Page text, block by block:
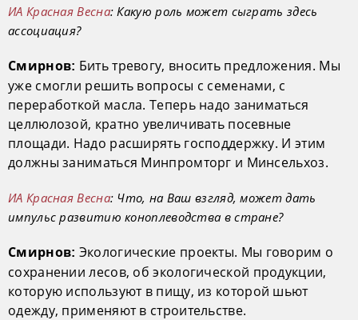
ИА Красная Весна: Какую роль может сыграть здесь
ассоциация?
Смирнов: Бить тревогу, вносить предложения. Мы
уже смогли решить вопросы с семенами, с
переработкой масла. Теперь надо заниматься
целлюлозой, кратно увеличивать посевные
площади. Надо расширять господдержку. И этим
должны заниматься Минпромторг и Минсельхоз.
ИА Красная Весна: Что, на Ваш взгляд, может дать
импульс развитию коноплеводства в стране?
Смирнов: Экологические проекты. Мы говорим о
сохранении лесов, об экологической продукции,
которую используют в пищу, из которой шьют
одежду, применяют в строительстве.